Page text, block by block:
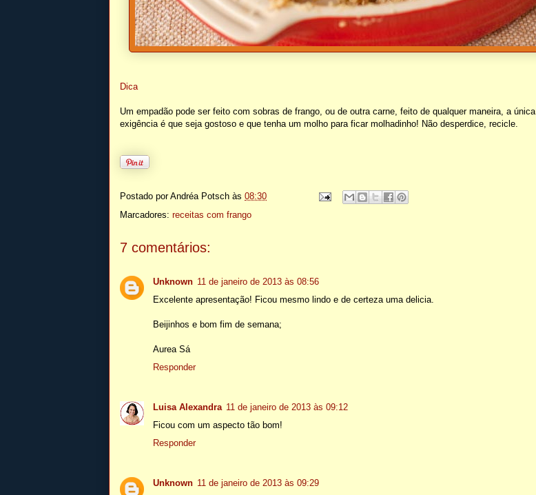
Dica
Um empadão pode ser feito com sobras de frango, ou de outra carne, feito de qualquer maneira, a única
exigência é que seja gostoso e que tenha um molho para ficar molhadinho! Não desperdice, recicle.
Postado porAndréa Potsch às 08:30
Marcadores: receitas com frango
7 comentários:
Unknown 11 de janeiro de 2013 às 08:56
Excelente apresentação! Ficou mesmo lindo e de certeza uma delicia.
Beijinhos e bom fim de semana;
Aurea Sá
Responder
Luisa Alexandra 11 de janeiro de 2013 às 09:12
Ficou com um aspecto tão bom!
Responder
Unknown 11 de janeiro de 2013 às 09:29